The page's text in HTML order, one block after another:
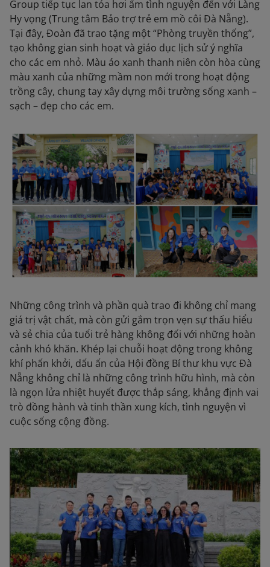
Group tiếp tục lan tỏa hơi ấm tình nguyện đến với Làng
Hy vọng (Trung tâm Bảo trợ trẻ em mồ côi Đà Nẵng).
Tại đây, Đoàn đã trao tặng một “Phòng truyền thống”,
tạo không gian sinh hoạt và giáo dục lịch sử ý nghĩa
cho các em nhỏ. Màu áo xanh thanh niên còn hòa cùng
màu xanh của những mầm non mới trong hoạt động
trồng cây, chung tay xây dựng môi trường sống xanh –
sạch – đẹp cho các em.
Những công trình và phần quà trao đi không chỉ mang
giá trị vật chất, mà còn gửi gắm trọn vẹn sự thấu hiểu
và sẻ chia của tuổi trẻ hàng không đối với những hoàn
cảnh khó khăn. Khép lại chuỗi hoạt động trong không
khí phấn khởi, dấu ấn của Hội đồng Bí thư khu vực Đà
Nẵng không chỉ là những công trình hữu hình, mà còn
là ngọn lửa nhiệt huyết được thắp sáng, khẳng định vai
trò đồng hành và tinh thần xung kích, tình nguyện vì
cuộc sống cộng đồng.